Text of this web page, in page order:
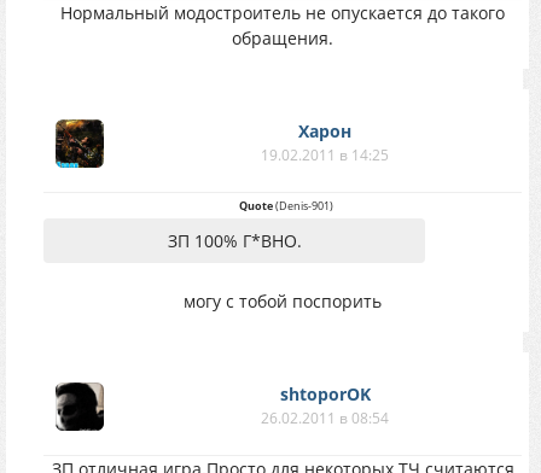
Нормальный модостроитель не опускается до такого
обращения.
Харон
19.02.2011 в 14:25
Quote(Denis-901)
ЗП 100% Г*ВНО.
могу с тобой поспорить
shtoporOK
26.02.2011 в 08:54